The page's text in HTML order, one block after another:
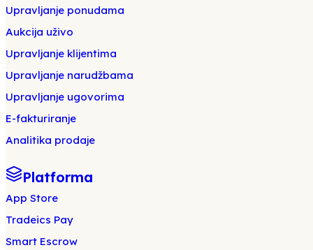
Upravljanje ponudama
Aukcija uživo
Upravljanje klijentima
Upravljanje narudžbama
Upravljanje ugovorima
E-fakturiranje
Analitika prodaje
Platforma
App Store
Tradeics Pay
Smart Escrow